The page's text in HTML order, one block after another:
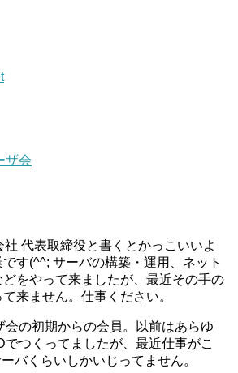
ザ会
代表取締役と書くとかっこいいよ
す(^^; サーバの構築・運用、ネット
をやって来ましたが、最近その手の
来ません。仕事ください。
の初期からの会員。以前はあらゆ
でつくってましたが、最近仕事がこ
バくらいしかいじってません。